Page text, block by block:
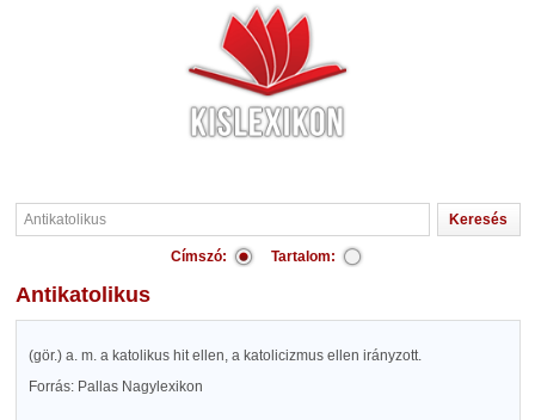
Címszó: Tartalom:
Antikatolikus
(gör.) a. m. a katolikus hit ellen, a katolicizmus ellen irányzott.
Forrás: Pallas Nagylexikon